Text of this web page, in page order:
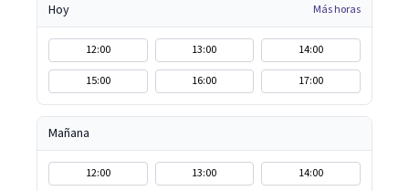
Hoy Más horas
12:00 13:00
14:00
15:00
16:00 17:00
Mañana
12:00 13:00
14:00